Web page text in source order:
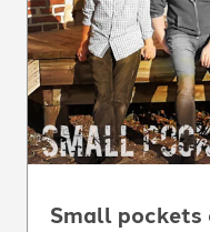
Small pockets